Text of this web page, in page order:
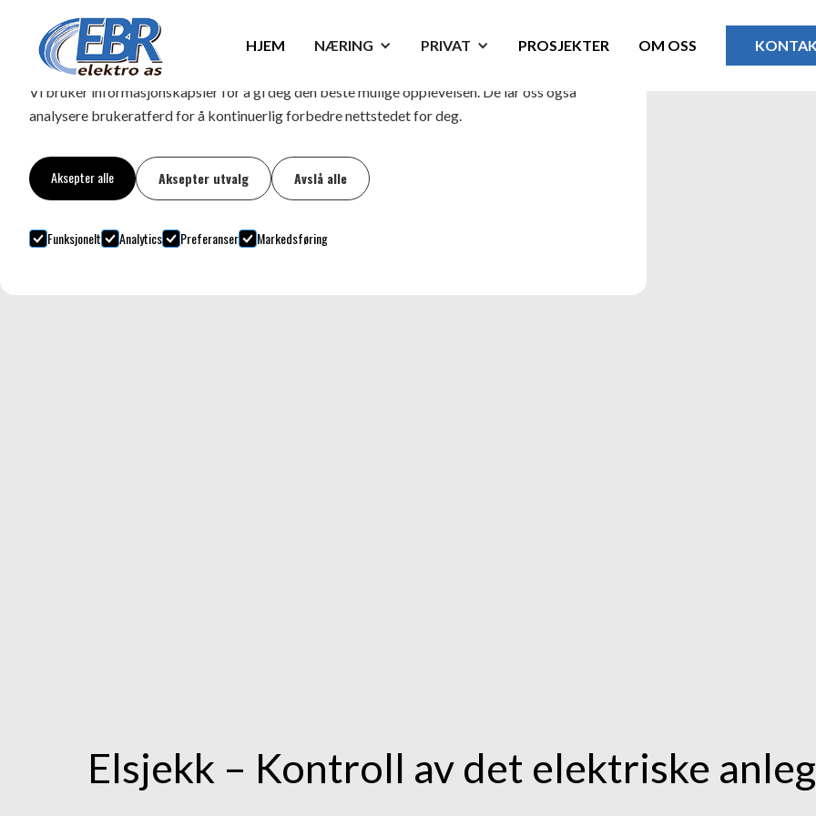
Informasjonskapsler
Vi bruker informasjonskapsler for å gi deg den beste mulige opplevelsen. De lar oss også
analysere brukeratferd for å kontinuerlig forbedre nettstedet for deg.
Aksepter alle Aksepter utvalg Avslå alle
Funksjonelt Analytics Preferanser Markedsføring
HJEM NÆRING PRIVAT PROSJEKTER OM OSS
Elsjekk – Kontroll av det elektriske